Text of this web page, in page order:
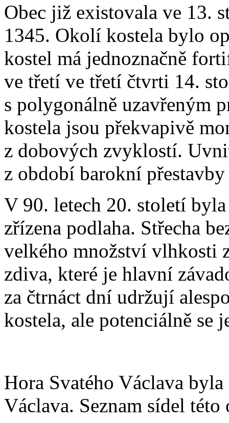
Obec již existovala ve 13.
1345. Okolí kostela bylo
kostel má jednoznačně
ve třetí ve třetí čtvrti 14.
s polygonálně uzavřeným
kostela jsou překvapivě
z dobových zvyklostí.
z období barokní
V 90. letech 20. století
zřízena podlaha. Střecha
velkého množství vlhkosti
zdiva, které je hlavní
za čtrnáct dní udržují
kostela, ale potenciálně se
Hora Svatého Václava
Václava. Seznam sídel